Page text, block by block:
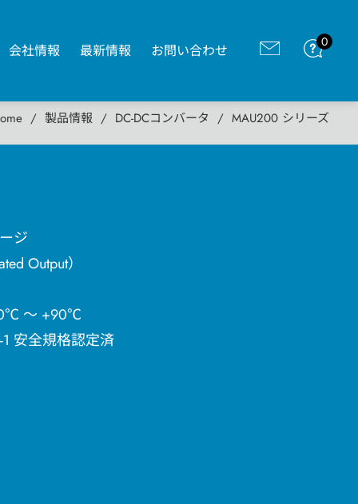
会社情報 最新情報 お問い合わせ
0
製品情報 DC-DCコンバータ MAU200 シリーズ
ジ
Output）
～ +90℃
安全規格認定済